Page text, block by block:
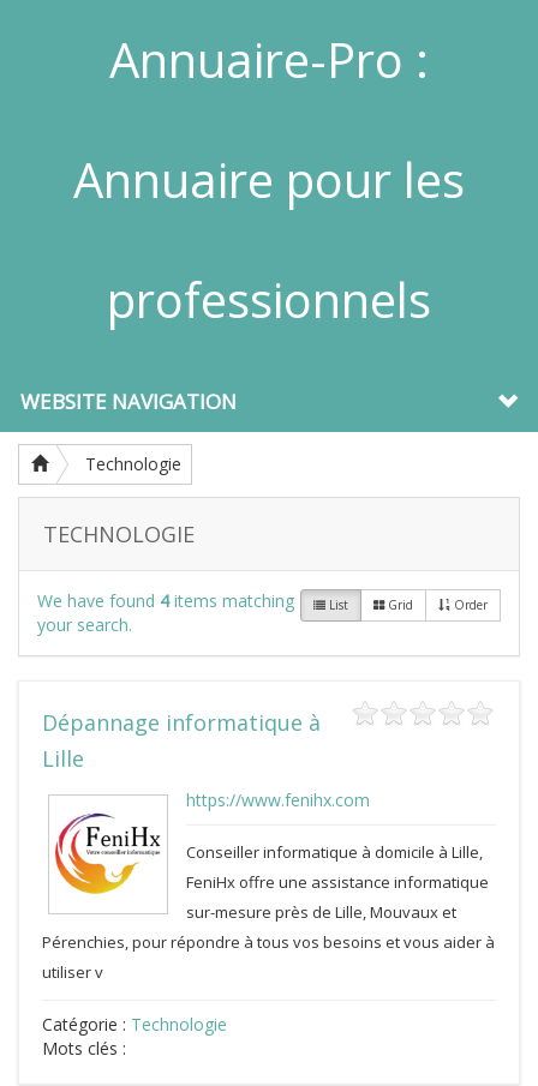
Annuaire-Pro :
Annuaire pour les
professionnels
WEBSITE NAVIGATION
Technologie
TECHNOLOGIE
List Grid Order
We have found 4items matching
your search.
Dépannage informatique à
Lille
https://www.fenihx.com
Conseiller informatique à domicile à Lille,
FeniHx offre une assistance informatique
sur-mesure près de Lille, Mouvaux et
Pérenchies, pour répondre à tous vos besoins et vous aider à
utiliser v
Catégorie : Technologie
Mots clés :